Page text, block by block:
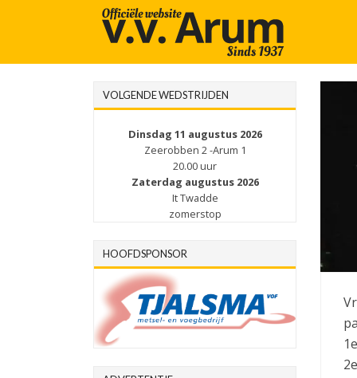
VOLGENDE WEDSTRIJDEN
Dinsdag 11 augustus 2026
Zeerobben 2 -Arum 1
20.00 uur
Zaterdag augustus 2026
It Twadde
zomerstop
HOOFDSPONSOR